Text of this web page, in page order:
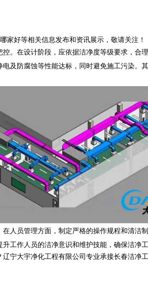
家好等相关信息发布和资讯展示，敬请关注！
。在设计阶段，应依据洁净度等级要求，合
及防腐蚀等性能达标，同时避免施工污染
人员管理方面，制定严格的操作规程和清
工作人员的洁净意识和维护技能，确保洁净
宁大宇净化工程有限公司专业承接长春洁